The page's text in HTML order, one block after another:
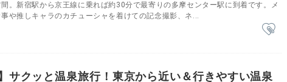
。新宿駅から京王線に乗れば約30分で最寄りの多摩センター駅に到着です。メ
や推しキャラのカチューシャを着けての記念撮影、ネ...
】サクッと温泉旅行！東京から近い＆行きやすい温泉